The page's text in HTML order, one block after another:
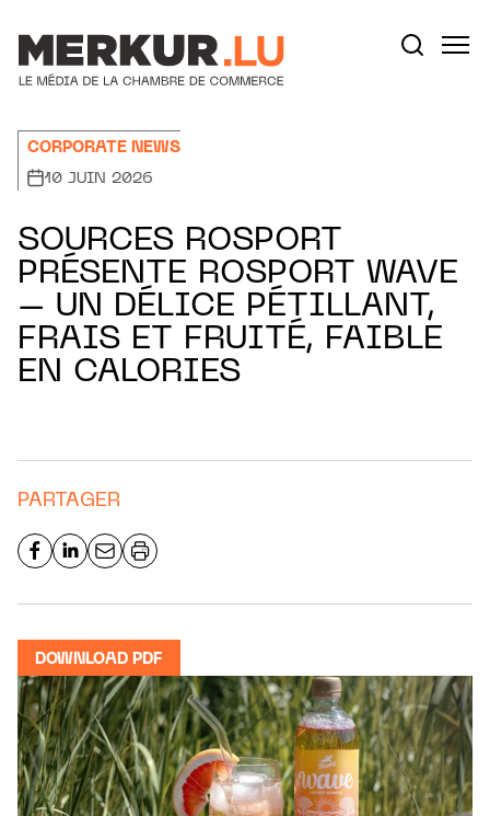
CORPORATE NEWS
10 JUIN 2026
SOURCES ROSPORT
PRÉSENTE ROSPORT WAVE
– UN DÉLICE PÉTILLANT,
FRAIS ET FRUITÉ, FAIBLE
EN CALORIES
PARTAGER
DOWNLOAD PDF